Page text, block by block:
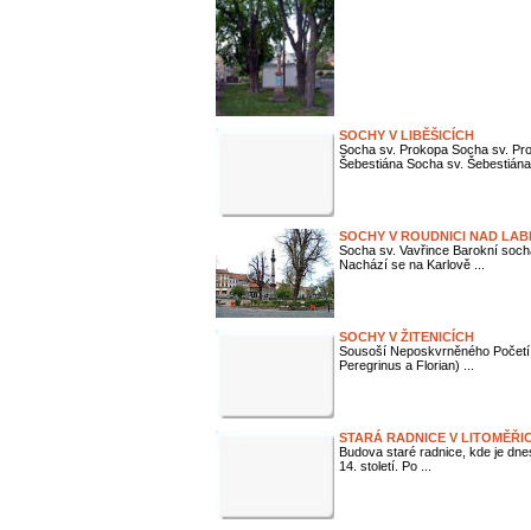
SOCHY V LIBĚŠICÍCH
Socha sv. Prokopa Socha sv.
Šebestiána Socha sv.
SOCHY V ROUDNICI NAD
Socha sv. Vavřince Barokní
Nachází se na Karlově ...
SOCHY V ŽITENICÍCH
Sousoší Neposkvrněného
Peregrinus a Florian) ...
STARÁ RADNICE V
Budova staré radnice, kde je
14. století. Po ...